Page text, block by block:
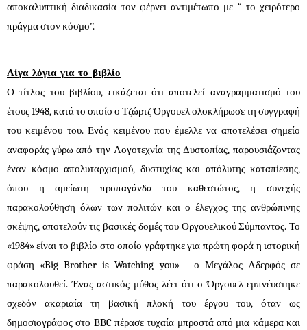
αποκαλυπτική διαδικασία τον φέρνει αντιμέτωπο με “ το χειρότερο
πράγμα στον κόσμο’’.
Λίγα λόγια για το βιβλίο
Ο τίτλος του βιβλίου, εικάζεται ότι αποτελεί αναγραμματισμό του
έτους 1948, κατά το οποίο ο Τζώρτζ Όργουελ ολοκλήρωσε τη συγγραφή
του κειμένου του. Ενός κειμένου που έμελλε να αποτελέσει σημείο
αναφοράς γύρω από την Λογοτεχνία της Δυστοπίας, παρουσιάζοντας
έναν κόσμο απολυταρχισμού, δυστυχίας και απόλυτης καταπίεσης,
όπου η αμείωτη προπαγάνδα του καθεστώτος, η συνεχής
παρακολούθηση όλων των πολιτών και ο έλεγχος της ανθρώπινης
σκέψης, αποτελούν τις βασικές δομές του Οργουελικού Σύμπαντος. Το
«1984» είναι το βιβλίο στο οποίο γράφτηκε για πρώτη φορά η ιστορική
φράση «Big Brother is Watching you» - ο Μεγάλος Αδερφός σε
παρακολουθεί. Ένας αστικός μύθος λέει ότι ο Όργουελ εμπνέυστηκε
σχεδόν ακαριαία τη βασική πλοκή του έργου του, όταν ως
δημοσιογράφος στο BBC πέρασε τυχαία μπροστά από μια κάμερα και